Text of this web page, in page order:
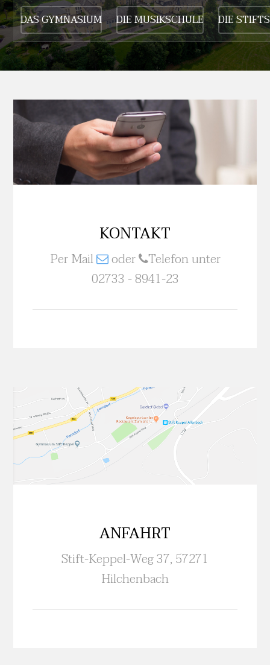
DAS GYMNASIUM DIE MUSIKSCHULE DIE
KONTAKT
Per Mail oder
Telefon unter
02733 - 8941-23
ANFAHRT
Stift-Keppel-Weg 37, 57271
Hilchenbach